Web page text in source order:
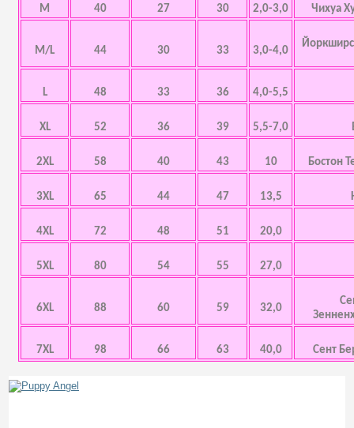
M 40 27 30 2,0-3,0 Чихуа
M/L 44 30 33 3,0-4,0
L 48 33 36 4,0-5,5
XL 52 36 39 5,5-7,0
2XL 58 40 43 10 Бостон
3XL 65 44 47 13,5
4XL 72 48 51 20,0
5XL 80 54 55 27,0
6XL 88 60 59 32,0
7XL 98 66 63 40,0 Сент